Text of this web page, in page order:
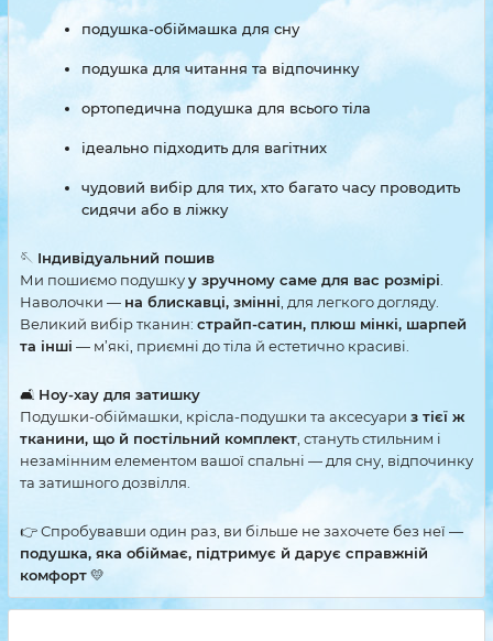
подушка-обіймашка для сну
подушка для читання та відпочинку
ортопедична подушка для всього тіла
ідеально підходить для вагітних
чудовий вибір для тих, хто багато часу проводить
сидячи або в ліжку
🪡 Індивідуальний пошив
Ми пошиємо подушкуу зручному саме для вас розмірі
Наволочки — на блискавці, змінні , для легкого догляду.
Великий вибір тканин: страйп-сатин, плюш мінкі, шарпей
та інші — м’які, приємні до тіла й естетично красиві.
🛋 Ноу-хау для затишку
Подушки-обіймашки, крісла-подушки та аксесуари з тієї ж
тканини, що й постільний комплект , стануть стильним і
незамінним елементом вашої спальні — для сну, відпочинку
та затишного дозвілля.
👉 Спробувавши один раз, ви більше не захочете без неї —
подушка, яка обіймає, підтримує й дарує справжній
комфорт💛